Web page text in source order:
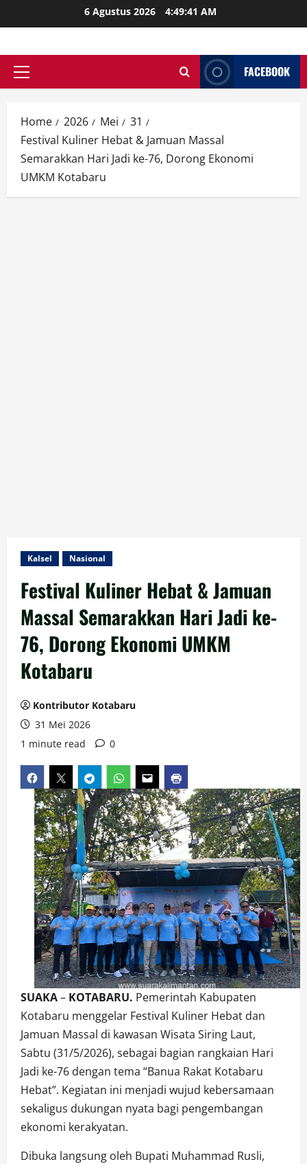
to
6 Agustus 2026 4:49:42 AM
Primary
FACEBOOK
Home 2026 Mei
31
Festival Kuliner Hebat & Jamuan Massal
Semarakkan Hari Jadi ke-76, Dorong Ekonomi
UMKM Kotabaru
Kalsel Nasional
Festival Kuliner Hebat & Jamuan
Massal Semarakkan Hari Jadi ke-
76, Dorong Ekonomi UMKM
Kotabaru
Kontributor Kotabaru
31 Mei 2026
1 minute read
0
SUAKA– KOTABARU. Pemerintah Kabupaten
Kotabaru menggelar Festival Kuliner Hebat dan
Jamuan Massal di kawasan Wisata Siring Laut,
Sabtu (31/5/2026), sebagai bagian rangkaian Hari
Jadi ke-76 dengan tema “Banua Rakat Kotabaru
Hebat”. Kegiatan ini menjadi wujud kebersamaan
sekaligus dukungan nyata bagi pengembangan
ekonomi kerakyatan.
Dibuka langsung oleh Bupati Muhammad Rusli,